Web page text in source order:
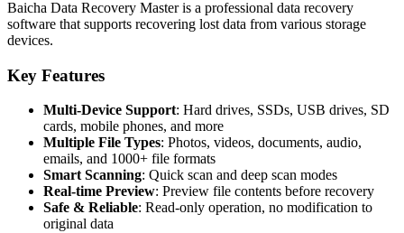
Baicha Data Recovery Master is a professional data recovery
software that supports recovering lost data from various storage
devices.
Key Features
Multi-Device Support: Hard drives, SSDs, USB drives, SD
cards, mobile phones, and more
Multiple File Types: Photos, videos, documents, audio,
emails, and 1000+ file formats
Smart Scanning: Quick scan and deep scan modes
Real-time Preview: Preview file contents before recovery
Safe & Reliable: Read-only operation, no modification to
original data